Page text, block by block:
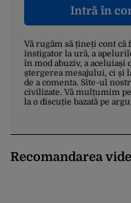
Intră în
Vă rugăm să țineți cont
instigator la ură, a
în mod abuziv, a aceluiași
ștergerea mesajului, ci și
de a comenta. Site-ul
civilizate. Vă mulțumim
la o discuție bazată pe
Recomandarea